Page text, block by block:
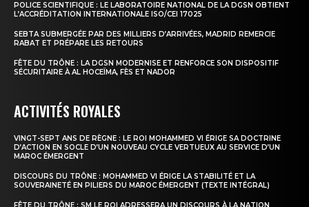
Insight Publications
À propos
Formules d’abonnement
POLICE SCIENTIFIQUE : LE LABORATOIRE NATIONAL DE LA DGSN OBTIENT
L’ACCRÉDITATION INTERNATIONALE ISO/CEI 17025
SEBTA SUBMERGÉE PAR DES MILLIERS D’ARRIVÉES, MADRID REMERCIE
RABAT ET PRÉPARE LES RETOURS
FÊTE DU TRÔNE : LA DGSN MODERNISE ET RENFORCE SON DISPOSITIF
SÉCURITAIRE À AL HOCEÏMA, FÈS ET NADOR
ACTIVITÉS ROYALES
VINGT-SEPT ANS DE RÈGNE : LE ROI MOHAMMED VI ÉRIGE SA DOCTRINE
D’ACTION EN SOCLE D’UN NOUVEAU CYCLE VERTUEUX AU SERVICE D’UN
MAROC ÉMERGENT
DISCOURS DU TRÔNE : MOHAMMED VI ÉRIGE LA STABILITÉ ET LA
SOUVERAINETÉ EN PILIERS DU MAROC ÉMERGENT (TEXTE INTÉGRAL)